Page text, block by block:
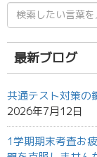
検
索
結
果:
最新ブログ
共通テスト対策の
2026年7月12日
1学期期末考査お